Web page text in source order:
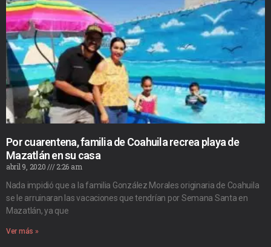
Por cuarentena, familia de Coahuila recrea playa de
Mazatlán en su casa
abril 9, 2020
2:26 am
Nada impidió que a la familia González Morales originaria de Coahuila
se le arruinaran las vacaciones que tendrían por Semana Santa en
Mazatlán, ya que
Ver más »